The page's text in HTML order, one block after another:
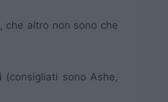
che altro non sono che
sono Ashe,